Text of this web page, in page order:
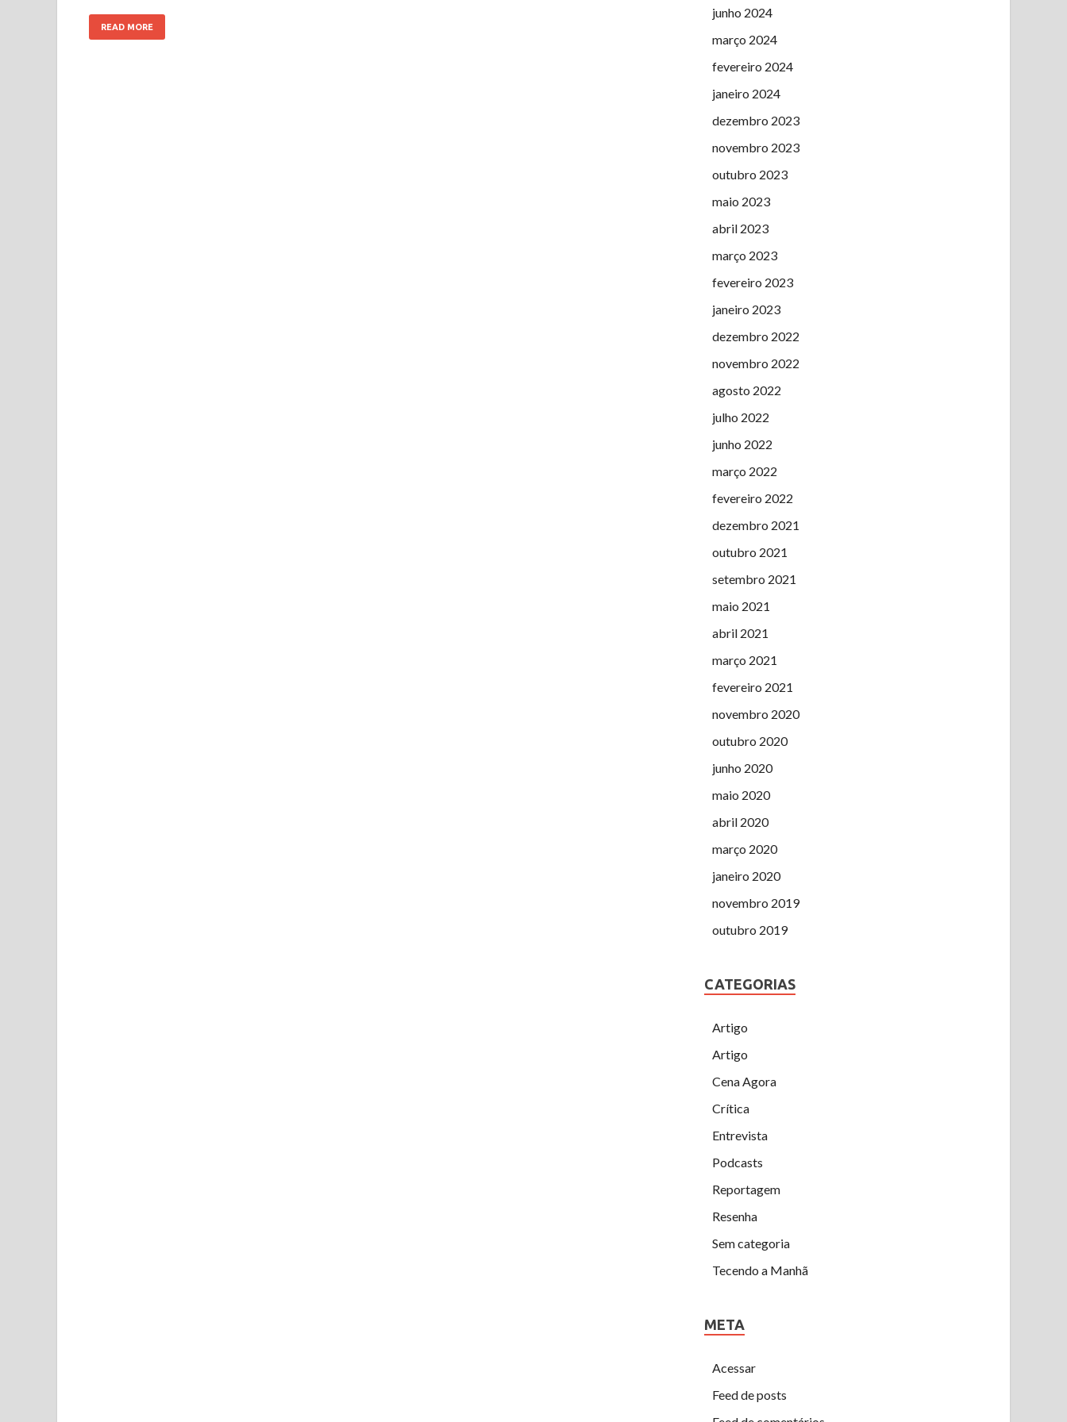
READ MORE
junho 2024
março 2024
fevereiro 2024
janeiro 2024
dezembro 2023
novembro 2023
outubro 2023
maio 2023
abril 2023
março 2023
fevereiro 2023
janeiro 2023
dezembro 2022
novembro 2022
agosto 2022
julho 2022
junho 2022
março 2022
fevereiro 2022
dezembro 2021
outubro 2021
setembro 2021
maio 2021
abril 2021
março 2021
fevereiro 2021
novembro 2020
outubro 2020
junho 2020
maio 2020
abril 2020
março 2020
janeiro 2020
novembro 2019
outubro 2019
CATEGORIAS
Artigo
Artigo
Cena Agora
Crítica
Entrevista
Podcasts
Reportagem
Resenha
Sem categoria
Tecendo a Manhã
META
Acessar
Feed de posts